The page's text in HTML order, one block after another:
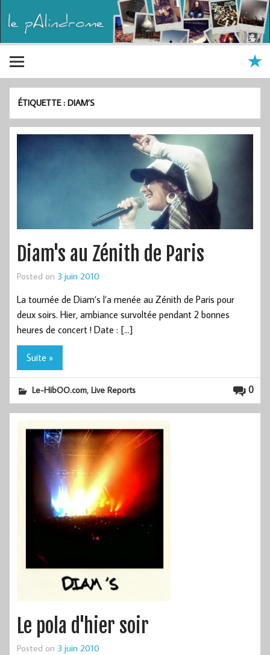
ÉTIQUETTE :DIAM’S
Diam's au Zénith de Paris
Posted on 3 juin 2010
La tournée de Diam’s l’a menée au Zénith de Paris pour
deux soirs. Hier, ambiance survoltée pendant 2 bonnes
heures de concert ! Date : […]
Suite »
0
Le-HibOO.com,Live Reports
Le pola d'hier soir
Posted on 3 juin 2010